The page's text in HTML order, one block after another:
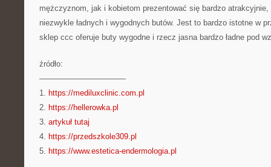
mężczyznom, jak i kobietom prezentować się bardzo
niezwykle ładnych i wygodnych butów. Jest to bardzo istotne w
sklep ccc oferuje buty wygodne i rzecz jasna bardzo ładne pod
źródło:
———————————
1. https://mediluxclinic.com.pl
2. https://hellerowka.pl
3. artykuł tutaj
4. https://przedszkole309.pl
5. https://www.estetica-endermologia.pl